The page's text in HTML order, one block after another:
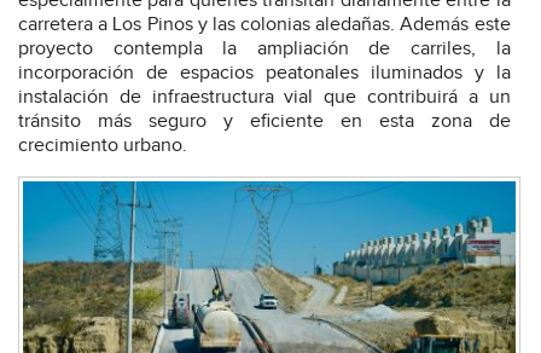
carretera a Los Pinos y las colonias aledañas. Además este
proyecto contempla la ampliación de carriles, la
incorporación de espacios peatonales iluminados y la
instalación de infraestructura vial que contribuirá a un
tránsito más seguro y eficiente en esta zona de
crecimiento urbano.